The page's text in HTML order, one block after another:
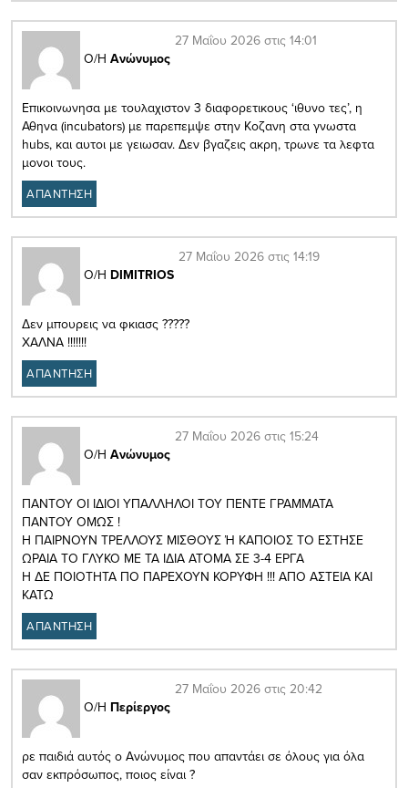
Ο/Η Ανώνυμος
27 Μαΐου 2026 στις 14:01
Επικοινωνησα με τουλαχιστον 3 διαφορετικους ‘ιθυνο τες’, η
Αθηνα (incubators) με παρεπεμψε στην Κοζανη στα γνωστα
hubs, και αυτοι με γειωσαν. Δεν βγαζεις ακρη, τρωνε τα λεφτα
μονοι τους.
ΑΠΑΝΤΗΣΗ
Ο/Η DIMITRIOS
27 Μαΐου 2026 στις 14:19
Δεν μπουρεις να φκιασς ?????
ΧΑΛΝΑ !!!!!!!
ΑΠΑΝΤΗΣΗ
Ο/Η Ανώνυμος
27 Μαΐου 2026 στις 15:24
ΠΑΝΤΟΥ ΟΙ ΙΔΙΟΙ ΥΠΑΛΛΗΛΟΙ ΤΟΥ ΠΕΝΤΕ ΓΡΑΜΜΑΤΑ
ΠΑΝΤΟΥ ΟΜΩΣ !
Η ΠΑΙΡΝΟΥΝ ΤΡΕΛΛΟΥΣ ΜΙΣΘΟΥΣ Ή ΚΑΠΟΙΟΣ ΤΟ ΕΣΤΗΣΕ
ΩΡΑΙΑ ΤΟ ΓΛΥΚΟ ΜΕ ΤΑ ΙΔΙΑ ΑΤΟΜΑ ΣΕ 3-4 ΕΡΓΑ
Η ΔΕ ΠΟΙΟΤΗΤΑ ΠΟ ΠΑΡΕΧΟΥΝ ΚΟΡΥΦΗ !!! ΑΠΟ ΑΣΤΕΙΑ ΚΑΙ
ΚΑΤΩ
ΑΠΑΝΤΗΣΗ
Ο/Η Περίεργος
27 Μαΐου 2026 στις 20:42
ρε παιδιά αυτός ο Ανώνυμος που απαντάει σε όλους για όλα
σαν εκπρόσωπος, ποιος είναι ?